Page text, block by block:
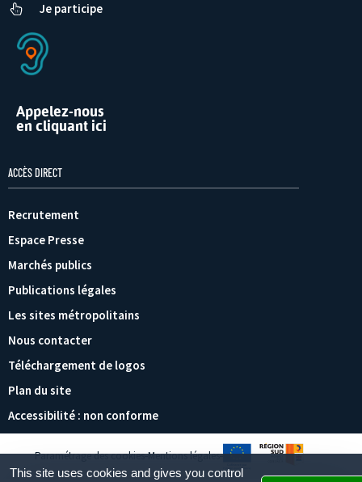
Je participe
Appelez-nous
en cliquant ici
ACCÈS DIRECT
Recrutement
Espace Presse
Marchés publics
Publications légales
Les sites métropolitains
Nous contacter
Téléchargement de logos
Plan du site
Accessibilité : non conforme
Paramétrage des cookies Mentions légales
This site uses cookies and gives you control